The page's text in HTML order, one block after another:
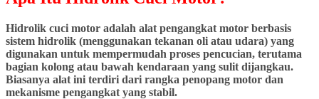
Hidrolik cuci motor adalah alat pengangkat motor berbasis
sistem hidrolik (menggunakan tekanan oli atau udara) yang
digunakan untuk mempermudah proses pencucian, terutama
bagian kolong atau bawah kendaraan yang sulit dijangkau.
Biasanya alat ini terdiri dari rangka penopang motor dan
mekanisme pengangkat yang stabil.